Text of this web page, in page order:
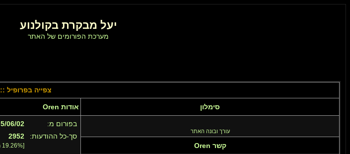
יעל מבקרת בקולנוע
מערכת הפורומים של האתר
צפייה בפרופיל :: Oren
סימלון אודות Oren
עורך ובונה האתר
בפורום מ:
5/06/02
סך-כל ההודעות:
2952
[19.26% מסך-הכל / 0.34 הודעות ליום] קשר Oren